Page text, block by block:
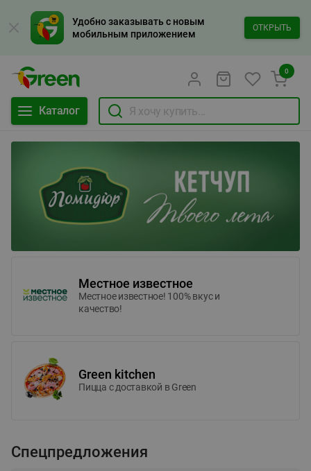
Удобно заказывать с новым
мобильным приложением
ОТКРЫТЬ
Каталог
0
Местное известное
Местное известное! 100% вкус и
качество!
Green kitchen
Пицца c доставкой в Green
Спецпредложения